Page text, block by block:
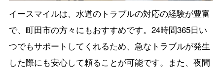
イースマイルは、水道のトラブルの対応の経験が豊富
で、町田市の方々にもおすすめです。24時間365日い
つでもサポートしてくれるため、急なトラブルが発生
した際にも安心して頼ることが可能です。また、夜間